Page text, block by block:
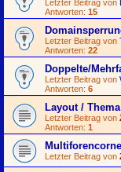
Letzter Beitrag von
Antworten: 15
Letzter Beitrag von
Antworten: 22
Doppelte/
Letzter Beitrag von
Antworten: 6
Layout /
Letzter Beitrag von
Antworten: 1
Letzter Beitrag von